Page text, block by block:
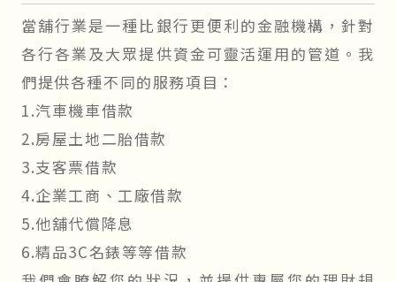
當舖行業是一種比銀行更便利的金融機構，針對
各行各業及大眾提供資金可靈活運用的管道。我
們提供各種不同的服務項目：
1.汽車機車借款
2.房屋土地二胎借款
3.支客票借款
4.企業工商、工廠借款
5.他舖代償降息
6.精品3C名錶等等借款